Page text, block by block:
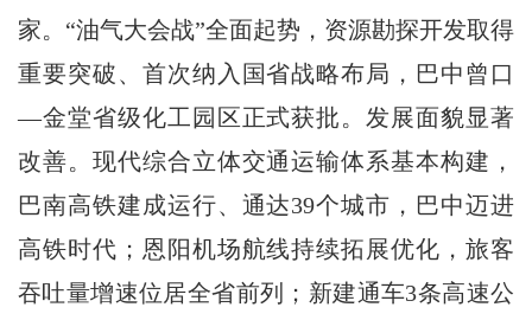
家。“油气大会战”全面起势，资源勘探开发取得
重要突破、首次纳入国省战略布局，巴中曾口
―金堂省级化工园区正式获批。发展面貌显著
改善。现代综合立体交通运输体系基本构建，
巴南高铁建成运行、通达39个城市，巴中迈进
高铁时代；恩阳机场航线持续拓展优化，旅客
吞吐量增速位居全省前列；新建通车3条高速公